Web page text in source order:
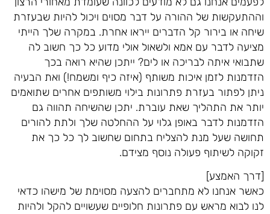
וההתעקשות של ההורה על דבר מסוים ויכול להיות שבעזרת
שיחה או בירור קל הדברים ייראו אחרת. במקרה שלך הייתי
מציעה לדבר עם אמא ולשאול אולי מדוע כל כך חשוב לה
שתבואי איתה לבריכה או לים? ייתכן שהיא רואה בכך
הזדמנות לזמן איכות משותף (איזה כיף ומשמח!) ואת הבעיה
ניתן לפתור בעזרת פתרונות בילוי משותפים אחרים שתואמים
יותר את התהליך שאת עוברת. יתכן שהשיחה תהווה גם
הזדמנות לדבר באופן גלוי על ההחלטה שלך ולתת להורים
תחושה שעל מנת להצליח בתחום שחשוב לך כל כך את
זקוקה לשיתוף פעולה נוסף מצידם.
[דרך האמצע]
כאשר אנחנו לא מתחברים להצעה מסוימת של מישהו כדאי
לנו לבוא מראש עם פתרונות חלופיים שעשויים להקל ולהיות